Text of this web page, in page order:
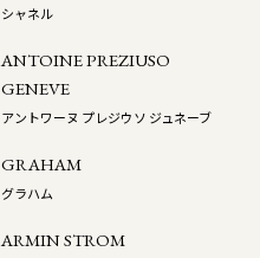
シャネル
ANTOINE PREZIUSO
GENEVE
アントワーヌ プレジウソ ジュネーブ
GRAHAM
グラハム
ARMIN STROM